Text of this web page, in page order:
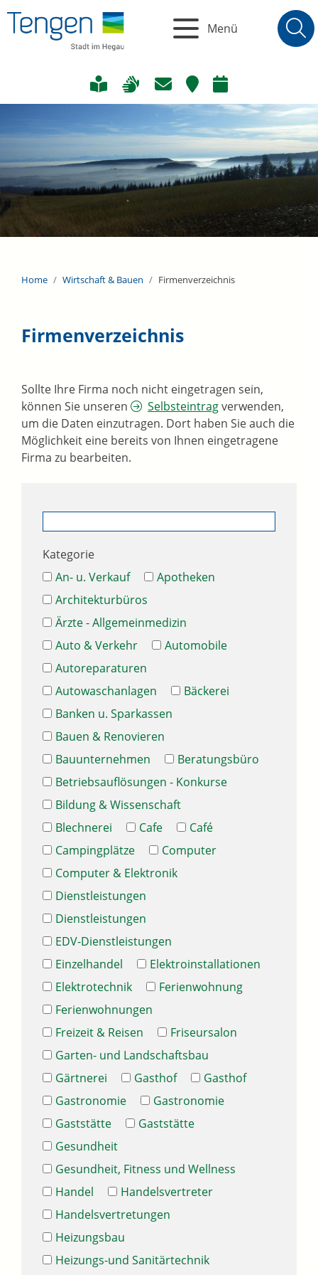
Menü
Home Wirtschaft & Bauen Firmenverzeichnis
Firmenverzeichnis
Sollte Ihre Firma noch nicht eingetragen sein,
können Sie unseren
Selbsteintragverwenden,
um die Daten einzutragen. Dort haben Sie auch die
Möglichkeit eine bereits von Ihnen eingetragene
Firma zu bearbeiten.
Kategorie
An- u. Verkauf
Apotheken
Architekturbüros
Ärzte - Allgemeinmedizin
Auto & Verkehr
Automobile
Autoreparaturen
Autowaschanlagen
Bäckerei
Banken u. Sparkassen
Bauen & Renovieren
Bauunternehmen
Beratungsbüro
Betriebsauflösungen - Konkurse
Bildung & Wissenschaft
Blechnerei
Cafe
Café
Campingplätze
Computer
Computer & Elektronik
Dienstleistungen
Dienstleistungen
EDV-Dienstleistungen
Einzelhandel
Elektroinstallationen
Elektrotechnik
Ferienwohnung
Ferienwohnungen
Freizeit & Reisen
Friseursalon
Garten- und Landschaftsbau
Gärtnerei
Gasthof
Gasthof
Gastronomie
Gastronomie
Gaststätte
Gaststätte
Gesundheit
Gesundheit, Fitness und Wellness
Handel
Handelsvertreter
Handelsvertretungen
Heizungsbau
Heizungs-und Sanitärtechnik